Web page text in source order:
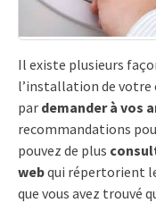
Il existe plusieurs
l’installation de votre
par demander à vos
recommandations
pouvez de plus
webqui répertorient
que vous avez trouvé